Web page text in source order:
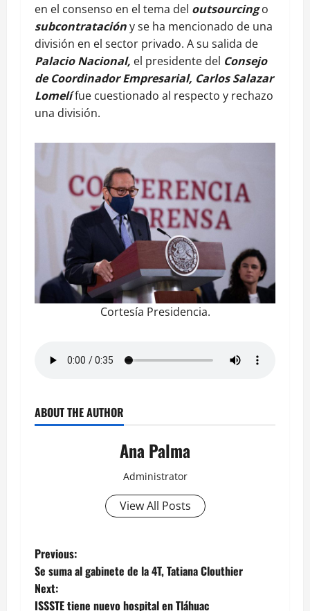
en el consenso en el tema del outsourcingo
subcontratacióny se ha mencionado de una
división en el sector privado. A su salida de
Palacio Nacional, el presidente del Consejo
de Coordinador Empresarial, Carlos Salazar
Lomelífue cuestionado al respecto y rechazo
una división.
Cortesía Presidencia.
ABOUT THE AUTHOR
Ana Palma
Administrator
View All Posts
Post
navigation
Previous:
Se suma al gabinete de la 4T, Tatiana Clouthier
Next:
ISSSTE tiene nuevo hospital en Tláhuac